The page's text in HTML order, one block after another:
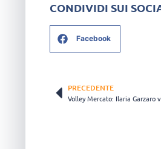
CONDIVIDI SUI
Facebook
PRECEDENTE
Volley Mercato: Ilaria Garzaro